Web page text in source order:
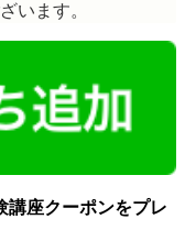
います。
講座クーポンをプレ